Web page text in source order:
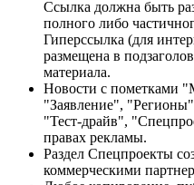
Ссылка должна быть
полного либо
Гиперссылка (для
размещена в
материала.
Новости с пометками
"Заявление",
"Тест-драйв",
правах рекламы.
Раздел Спецпроекты
коммерческими